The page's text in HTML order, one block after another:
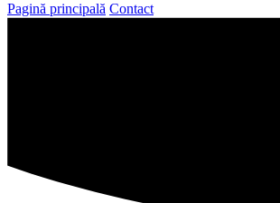
Pagină principală Contact